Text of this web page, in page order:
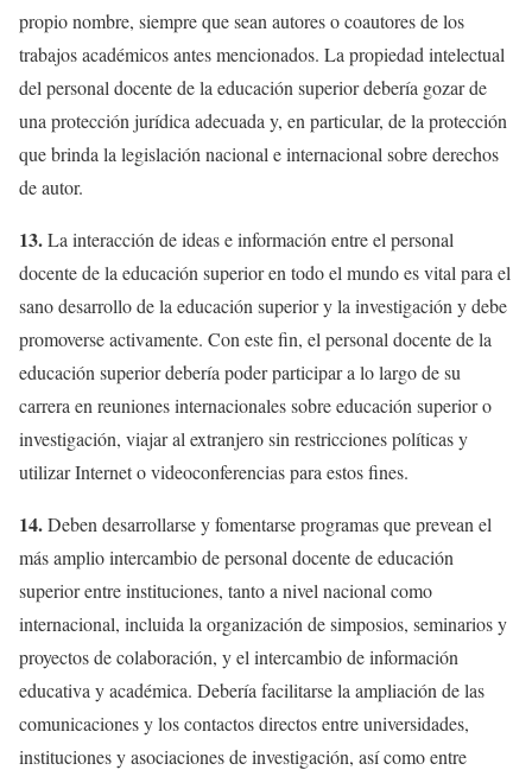
propio nombre, siempre que sean autores o coautores de los
trabajos académicos antes mencionados. La propiedad intelectual
del personal docente de la educación superior debería gozar de
una protección jurídica adecuada y, en particular, de la protección
que brinda la legislación nacional e internacional sobre derechos
de autor.
13.La interacción de ideas e información entre el personal
docente de la educación superior en todo el mundo es vital para el
sano desarrollo de la educación superior y la investigación y debe
promoverse activamente. Con este fin, el personal docente de la
educación superior debería poder participar a lo largo de su
carrera en reuniones internacionales sobre educación superior o
investigación, viajar al extranjero sin restricciones políticas y
utilizar Internet o videoconferencias para estos fines.
14.Deben desarrollarse y fomentarse programas que prevean el
más amplio intercambio de personal docente de educación
superior entre instituciones, tanto a nivel nacional como
internacional, incluida la organización de simposios, seminarios y
proyectos de colaboración, y el intercambio de información
educativa y académica. Debería facilitarse la ampliación de las
comunicaciones y los contactos directos entre universidades,
instituciones y asociaciones de investigación, así como entre